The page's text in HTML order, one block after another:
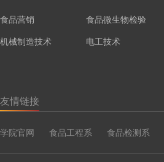
食品营销 食品微生物检验
机械制造技术 电工技术
友情链接
学院官网 食品工程系 食品检测系